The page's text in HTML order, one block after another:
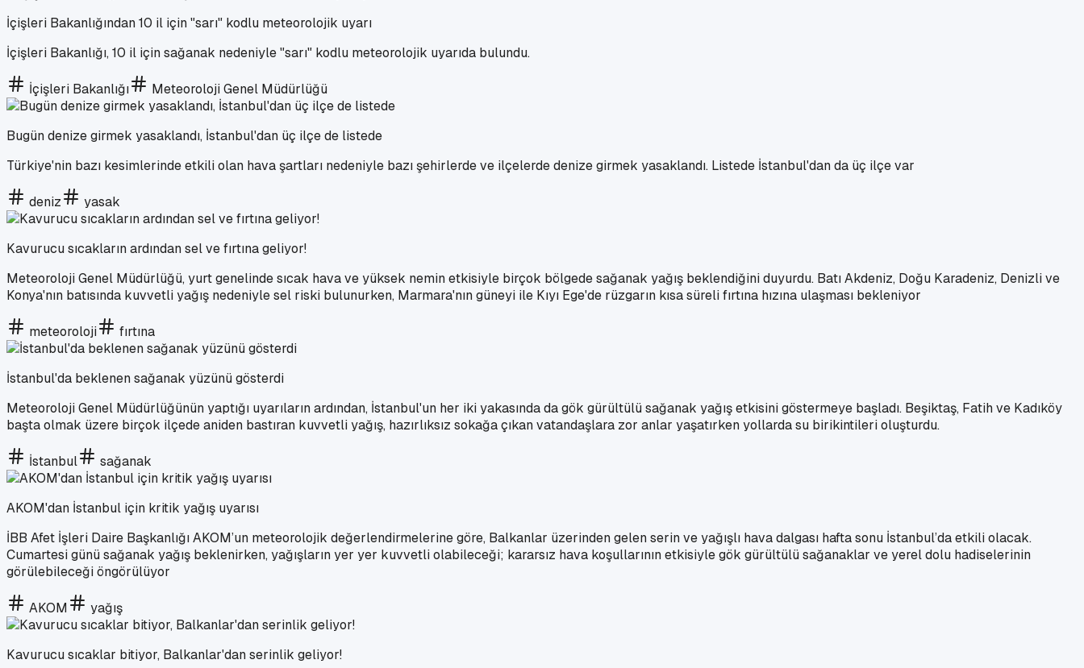
İçişleri Bakanlığından 10 il için "sarı" kodlu meteorolojik uyarı
İçişleri Bakanlığı, 10 il için sağanak nedeniyle "sarı" kodlu meteorolojik uyarıda bulundu.
İçişleri Bakanlığı Meteoroloji Genel Müdürlüğü
Bugün denize girmek yasaklandı, İstanbul'dan üç ilçe de listede
Türkiye'nin bazı kesimlerinde etkili olan hava şartları nedeniyle bazı şehirlerde ve ilçelerde denize girmek yasaklandı. Listede İstanbul'dan da üç ilçe var
deniz yasak
Kavurucu sıcakların ardından sel ve fırtına geliyor!
Meteoroloji Genel Müdürlüğü, yurt genelinde sıcak hava ve yüksek nemin etkisiyle birçok bölgede sağanak yağış beklendiğini duyurdu. Batı Akdeniz, Doğu Karadeniz, Denizli ve
Konya'nın batısında kuvvetli yağış nedeniyle sel riski bulunurken, Marmara'nın güneyi ile Kıyı Ege'de rüzgarın kısa süreli fırtına hızına ulaşması bekleniyor
meteoroloji fırtına
İstanbul'da beklenen sağanak yüzünü gösterdi
Meteoroloji Genel Müdürlüğünün yaptığı uyarıların ardından, İstanbul'un her iki yakasında da gök gürültülü sağanak yağış etkisini göstermeye başladı. Beşiktaş, Fatih ve Kadıköy
başta olmak üzere birçok ilçede aniden bastıran kuvvetli yağış, hazırlıksız sokağa çıkan vatandaşlara zor anlar yaşatırken yollarda su birikintileri oluşturdu.
İstanbul sağanak
AKOM'dan İstanbul için kritik yağış uyarısı
İBB Afet İşleri Daire Başkanlığı AKOM’un meteorolojik değerlendirmelerine göre, Balkanlar üzerinden gelen serin ve yağışlı hava dalgası hafta sonu İstanbul’da etkili olacak.
Cumartesi günü sağanak yağış beklenirken, yağışların yer yer kuvvetli olabileceği; kararsız hava koşullarının etkisiyle gök gürültülü sağanaklar ve yerel dolu hadiselerinin
görülebileceği öngörülüyor
AKOM yağış
Kavurucu sıcaklar bitiyor, Balkanlar'dan serinlik geliyor!